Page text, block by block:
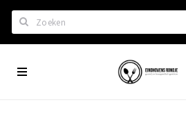
Home
City